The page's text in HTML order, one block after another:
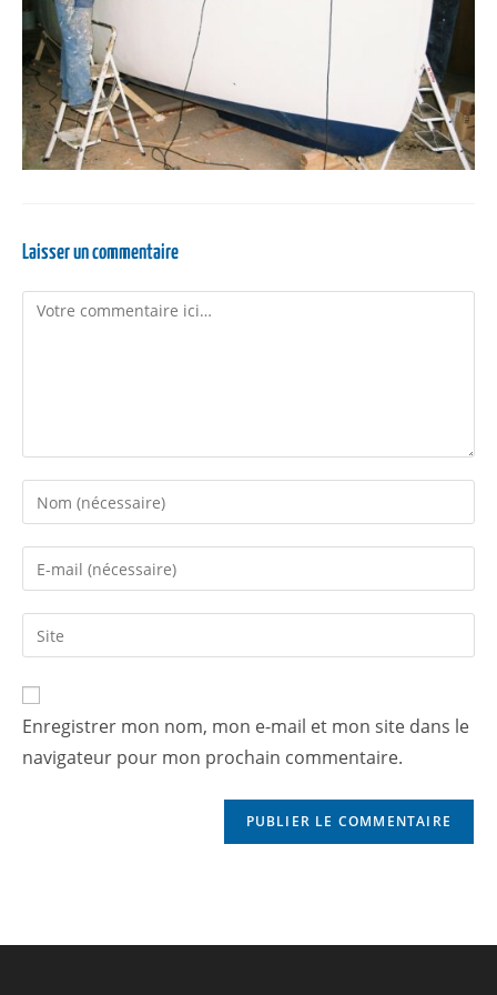
Laisser un commentaire
Enregistrer mon nom, mon e-mail et mon site dans le
navigateur pour mon prochain commentaire.